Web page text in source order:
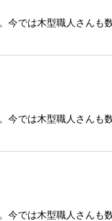
では木型職人さん
では木型職人さん
では木型職人さん